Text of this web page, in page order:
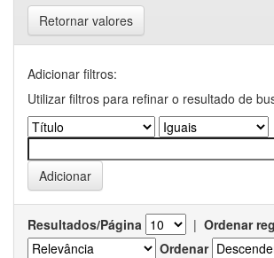
Retornar valores
Adicionar filtros:
Utilizar filtros para refinar o resultado de
Resultados/Página | Ordenar
Ordenar